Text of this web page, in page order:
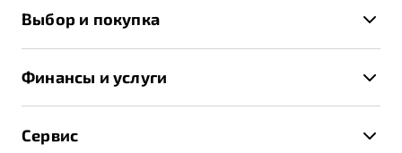
X70
Выбор и покупка
Спецпредложения и Акции
Записаться на тест-драйв
Финансы и услуги
Сервис